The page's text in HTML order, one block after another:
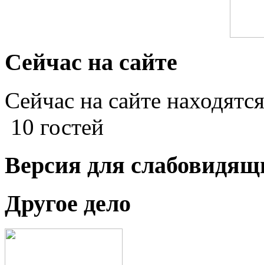
Сейчас на сайте
Сейчас на сайте
10 гостей
Версия для
Другое дело